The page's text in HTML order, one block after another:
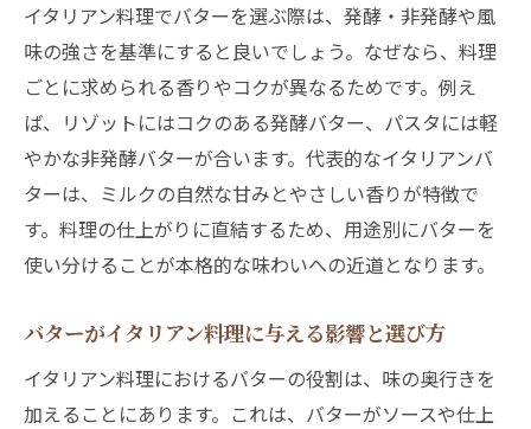
う方法
イタリアン料理で楽しむお土産バターの魅
力
イタリアの気候とバターが生む独自の風味を探
る
イタリアンの風味を決める気候とバターの
関係
わい
イタリアン料理に合うバターは気候で変わ
る
イタリアン料理でバターを選ぶ際は、発酵・非発酵や風
味の強さを基準にすると良いでしょう。なぜなら、料理
ごとに求められる香りやコクが異なるためです。例え
ば、リゾットにはコクのある発酵バター、パスタには軽
やかな非発酵バターが合います。代表的なイタリアンバ
ターは、ミルクの自然な甘みとやさしい香りが特徴で
す。料理の仕上がりに直結するため、用途別にバターを
使い分けることが本格的な味わいへの近道となります。
バターがイタリアン料理に与える影響と選び方
イタリアン料理におけるバターの役割は、味の奥行きを
加えることにあります。これは、バターがソースや仕上